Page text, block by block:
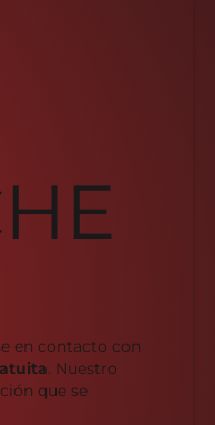
en contacto con
. Nuestro
que se